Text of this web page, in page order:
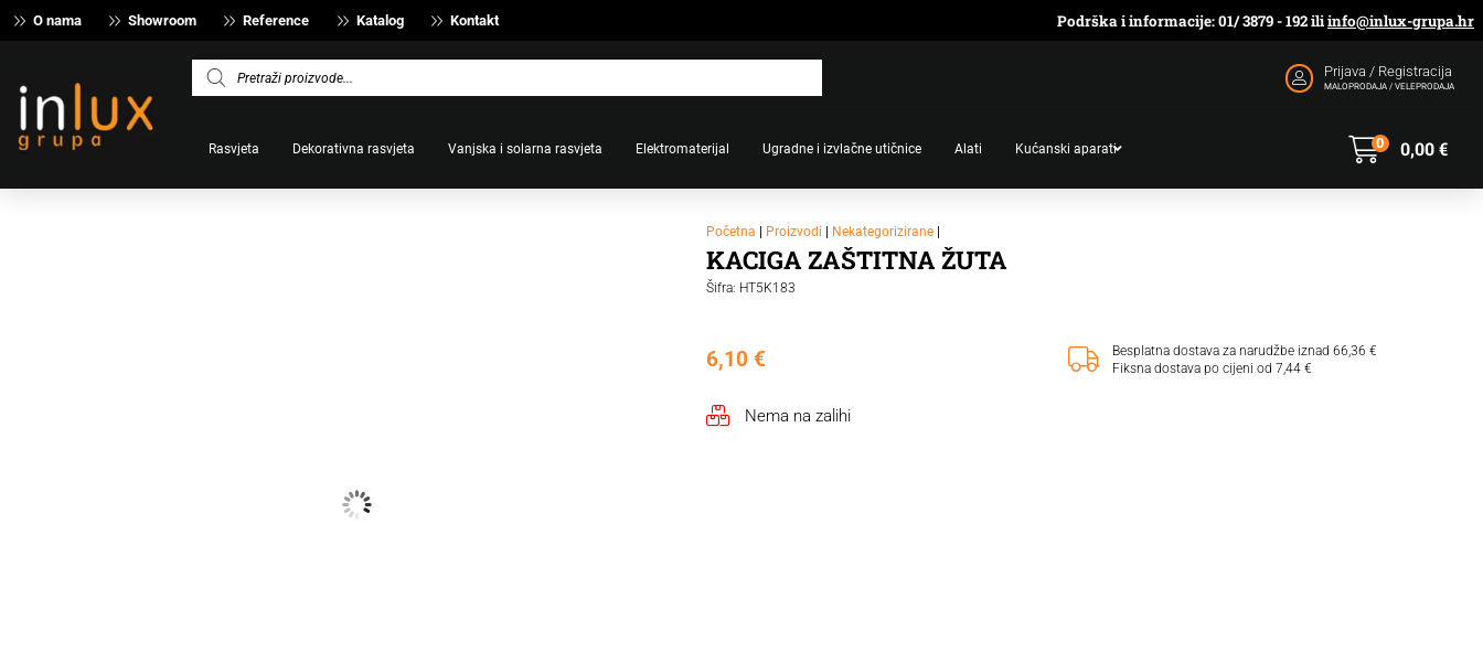
O nama Showroom Reference Katalog Kontakt Podrška i informacije: 01/ 3879 - 192 iliinfo@inlux-grupa.hr
Products
search
Prijava / Registracija
MALOPRODAJA / VELEPRODAJA
Rasvjeta Dekorativna rasvjeta Vanjska i solarna rasvjeta Elektromaterijal Ugradne i izvlačne utičnice Alati Kućanski aparati 0,00€
0
Početna | Proizvodi | Nekategorizirane |
KACIGA ZAŠTITNA ŽUTA
Šifra: HT5K183
6,10€
Besplatna dostava za narudžbe iznad 66,36 €
Fiksna dostava po cijeni od 7,44 €
Nema na zalihi